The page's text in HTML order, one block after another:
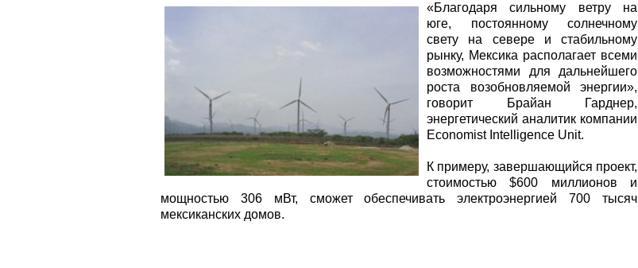
«Благодаря сильному ветру на
юге, постоянному солнечному
свету на севере и стабильному
рынку, Мексика располагает всеми
возможностями для дальнейшего
роста возобновляемой энергии»,
говорит Брайан Гарднер,
энергетический аналитик компании
Economist Intelligence Unit.
К примеру, завершающийся проект,
стоимостью $600 миллионов и
мощностью 306 мВт, сможет обеспечивать электроэнергией 700 тысяч
мексиканских домов.